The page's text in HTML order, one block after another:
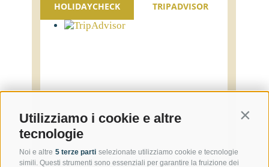
Utilizziamo i cookie e altre
tecnologie
Noi e altre 5 terze parti selezionate utilizziamo cookie e tecnologie
simili. Questi strumenti sono essenziali per garantire la fruizione dei
HOLIDAYCHECK TRIPADVISOR